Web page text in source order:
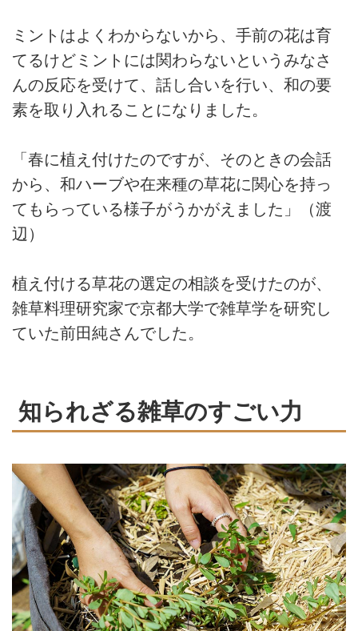
ミントはよくわからないから、手前の花は育
てるけどミントには関わらないというみなさ
んの反応を受けて、話し合いを行い、和の要
素を取り入れることになりました。
「春に植え付けたのですが、そのときの会話
から、和ハーブや在来種の草花に関心を持っ
てもらっている様子がうかがえました」（渡
辺）
植え付ける草花の選定の相談を受けたのが、
雑草料理研究家で京都大学で雑草学を研究し
ていた前田純さんでした。
知られざる雑草のすごい力